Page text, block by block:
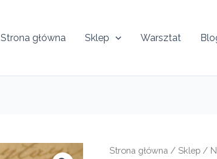
Strona główna Sklep Warsztat
Strona główna /Sklep /